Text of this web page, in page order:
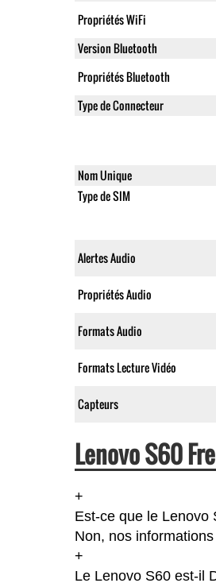
Propriétés WiFi
Version Bluetooth
Propriétés Bluetooth
Type de Connecteur
Nom Unique
Type de SIM
Alertes Audio
Propriétés Audio
Formats Audio
Formats Lecture Vidéo
Capteurs
Lenovo S60
+
Est-ce que le Lenovo
Non, nos
+
Le Lenovo S60 est-il